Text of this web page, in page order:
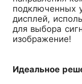
подключенных
дисплей,
для выбора
изображение!
Идеальное